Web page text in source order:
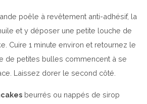
poêle à revêtement anti-adhésif, la
et y déposer une petite louche de
Cuire 1 minute environ et retournez le
de petites bulles commencent à se
Laissez dorer le second côté.
beurrés ou nappés de sirop